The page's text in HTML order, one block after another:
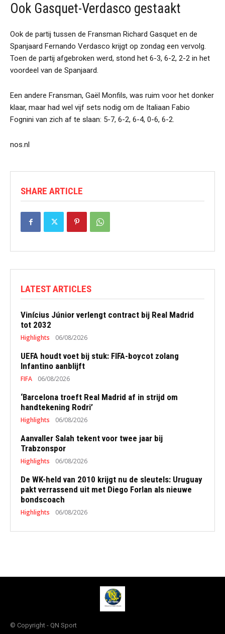
Ook Gasquet-Verdasco gestaakt
Ook de partij tussen de Fransman Richard Gasquet en de
Spanjaard Fernando Verdasco krijgt op zondag een vervolg.
Toen de partij afgebroken werd, stond het 6-3, 6-2, 2-2 in het
voordeel van de Spanjaard.
Een andere Fransman, Gaël Monfils, was ruim voor het donker
klaar, maar had wel vijf sets nodig om de Italiaan Fabio
Fognini van zich af te slaan: 5-7, 6-2, 6-4, 0-6, 6-2.
nos.nl
SHARE ARTICLE
LATEST ARTICLES
Vinícius Júnior verlengt contract bij Real Madrid
tot 2032
Highlights 06/08/2026
UEFA houdt voet bij stuk: FIFA-boycot zolang
Infantino aanblijft
FIFA 06/08/2026
‘Barcelona troeft Real Madrid af in strijd om
handtekening Rodri’
Highlights 06/08/2026
Aanvaller Salah tekent voor twee jaar bij
Trabzonspor
Highlights 06/08/2026
De WK-held van 2010 krijgt nu de sleutels: Uruguay
pakt verrassend uit met Diego Forlan als nieuwe
bondscoach
Highlights 06/08/2026
© Copyright - QN Sport